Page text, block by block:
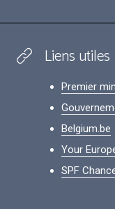
Liens utiles
Premier
Belgium.be
Your
SPF